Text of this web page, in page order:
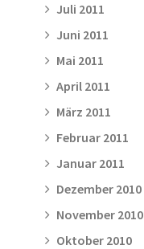
Juli 2011
Juni 2011
Mai 2011
April 2011
März 2011
Februar 2011
Januar 2011
Dezember 2010
November 2010
Oktober 2010